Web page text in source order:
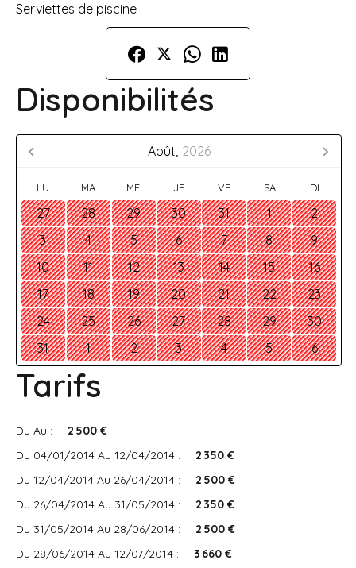
Serviettes de piscine
Disponibilités
Août, 2026
LU MA ME JE VE SA DI
27 28 29 30 31 1
2
3
4 5 6 7 8
9
10
11 12 13 14 15
16
17
18 19 20 21 22
23
24
25 26 27 28 29
30
31
1 2 3 4 5 6
Tarifs
Du Au :
2 500 €
Du 04/01/2014 Au 12/04/2014 :
2 350 €
Du 12/04/2014 Au 26/04/2014 :
2 500 €
Du 26/04/2014 Au 31/05/2014 :
2 350 €
Du 31/05/2014 Au 28/06/2014 :
2 500 €
Du 28/06/2014 Au 12/07/2014 :
3 660 €